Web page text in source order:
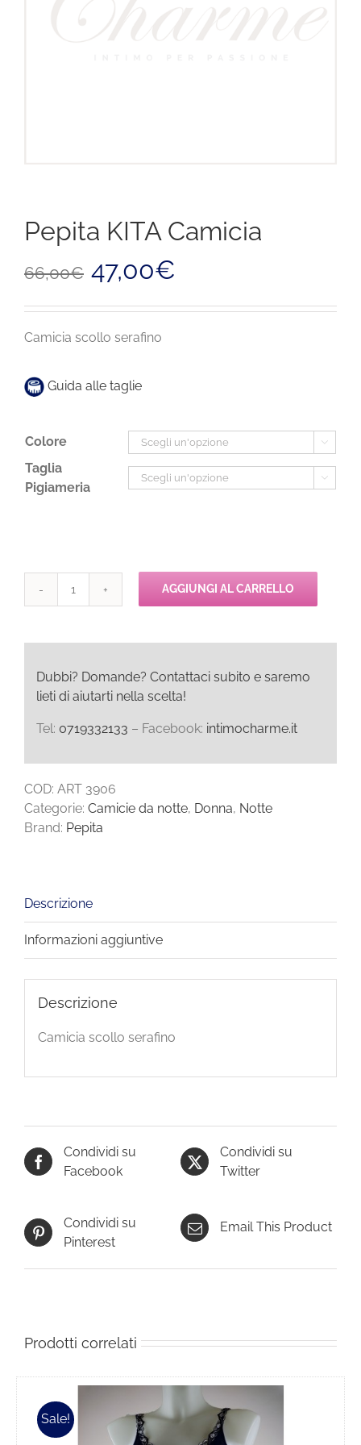
Pepita KITA Camicia
66,00€ prezzo
era:
66,00€.
47,00€
è:
Camicia scollo serafino
Guida alle taglie
Colore 
Taglia
Pigiameria

Pepita
AGGIUNGI AL CARRELLO
Dubbi? Domande? Contattaci subito e saremo
lieti di aiutarti nella scelta!
Tel: 0719332133 – Facebook: intimocharme.it
COD: ART 3906
Categorie: Camicie da notte, Donna, Notte
Brand: Pepita
Descrizione
Informazioni aggiuntive
Descrizione
Camicia scollo serafino
Condividi su
Facebook
Condividi su
Twitter
Condividi su
Pinterest
Email This Product
Prodotti correlati
Sale!